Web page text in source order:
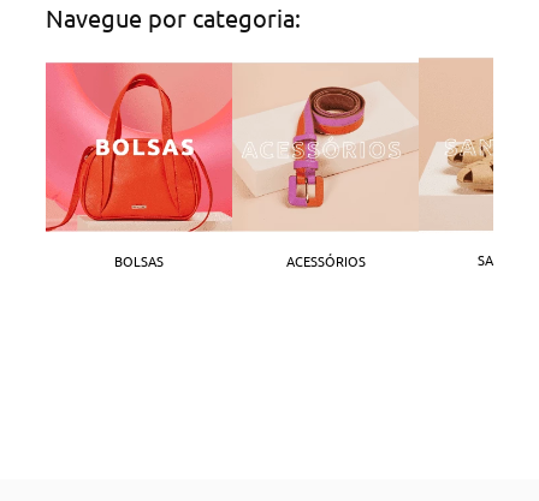
Navegue por categoria:
BOLSAS ACESSÓRIOS